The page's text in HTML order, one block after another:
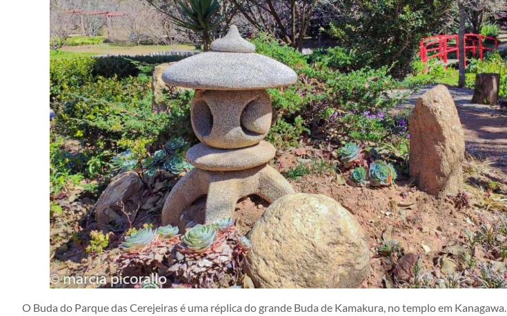
O Buda do Parque das Cerejeiras é uma réplica do grande Buda de Kamakura, no templo em Kanagawa.